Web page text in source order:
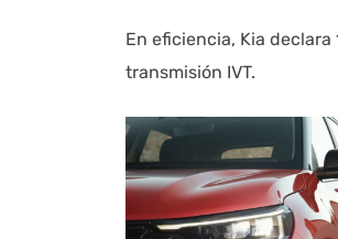
En eficiencia, Kia
transmisión IVT.